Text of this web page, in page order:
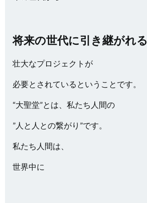
将来の世代に引き継がれる
壮大なプロジェクトが
必要とされているということです。
“大聖堂”とは、私たち人間の
”人と人との繋がり”です。
私たち人間は、
世界中に